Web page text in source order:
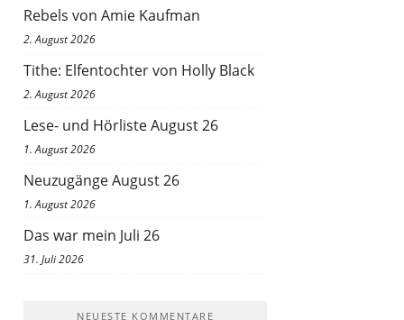
Rebels von Amie Kaufman
2. August 2026
Tithe: Elfentochter von Holly Black
2. August 2026
Lese- und Hörliste August 26
1. August 2026
Neuzugänge August 26
1. August 2026
Das war mein Juli 26
31. Juli 2026
NEUESTE KOMMENTARE